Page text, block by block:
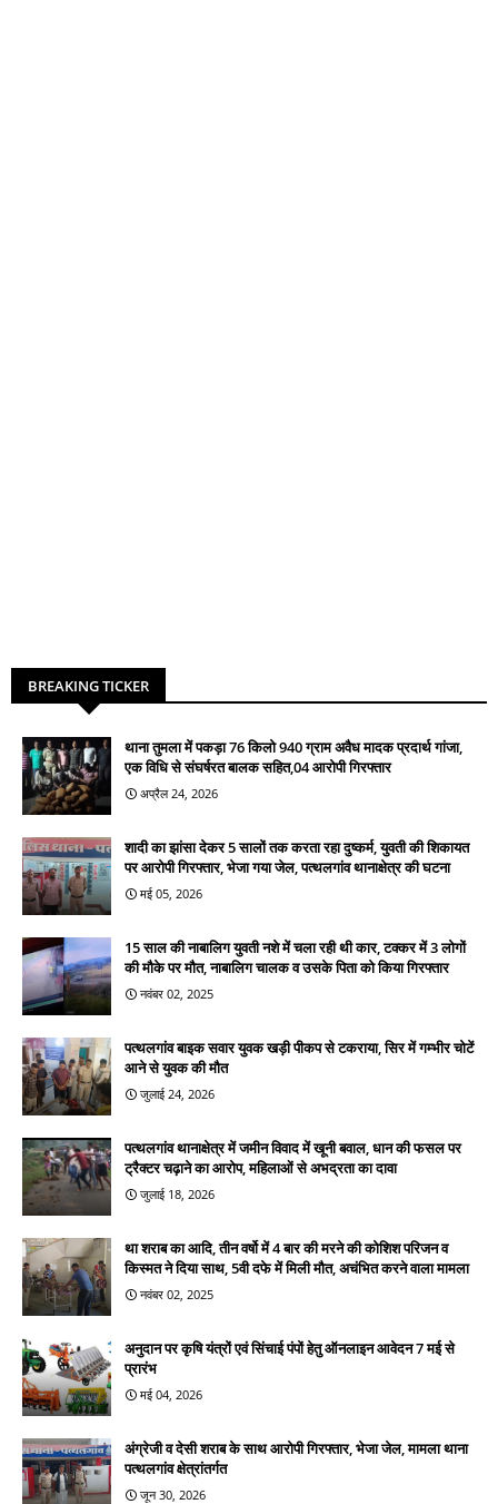
BREAKING TICKER
थाना तुमला में पकड़ा 76 किलो 940 ग्राम अवैध मादक प्रदार्थ गांजा,
एक विधि से संघर्षरत बालक सहित,04 आरोपी गिरफ्तार
अप्रैल 24, 2026
शादी का झांसा देकर 5 सालों तक करता रहा दुष्कर्म, युवती की शिकायत
पर आरोपी गिरफ्तार, भेजा गया जेल, पत्थलगांव थानाक्षेत्र की घटना
मई 05, 2026
15 साल की नाबालिग युवती नशे में चला रही थी कार, टक्कर में 3 लोगों
की मौके पर मौत, नाबालिग चालक व उसके पिता को किया गिरफ्तार
नवंबर 02, 2025
पत्थलगांव बाइक सवार युवक खड़ी पीकप से टकराया, सिर में गम्भीर चोटें
आने से युवक की मौत
जुलाई 24, 2026
पत्थलगांव थानाक्षेत्र में जमीन विवाद में खूनी बवाल, धान की फसल पर
ट्रैक्टर चढ़ाने का आरोप, महिलाओं से अभद्रता का दावा
जुलाई 18, 2026
था शराब का आदि, तीन वर्षो में 4 बार की मरने की कोशिश परिजन व
किस्मत ने दिया साथ, 5वी दफे में मिली मौत, अचंभित करने वाला मामला
नवंबर 02, 2025
अनुदान पर कृषि यंत्रों एवं सिंचाई पंपों हेतु ऑनलाइन आवेदन 7 मई से
प्रारंभ
मई 04, 2026
अंग्रेजी व देसी शराब के साथ आरोपी गिरफ्तार, भेजा जेल, मामला थाना
पत्थलगांव क्षेत्रांतर्गत
जून 30, 2026